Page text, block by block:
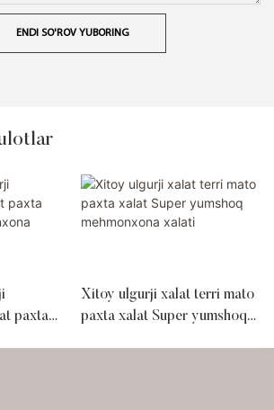
ENDI SO'ROV YUBORING
paxta
Xitoy ulgurji xalat terri mato
paxta xalat Super yumshoq